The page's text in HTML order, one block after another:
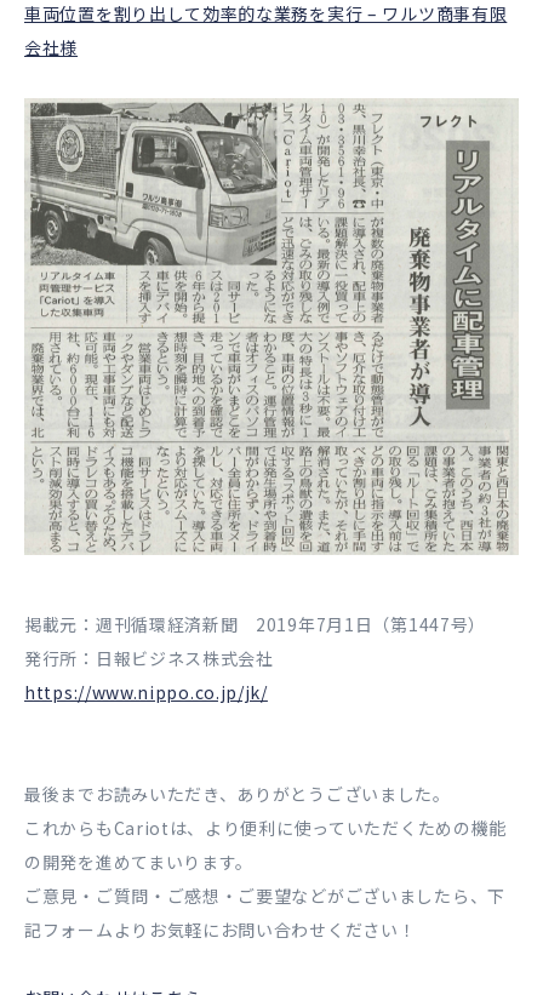
車両位置を割り出して効率的な業務を実行 – ワルツ商事有限
会社様
掲載元：週刊循環経済新聞 2019年7月1日（第1447号）
発行所：日報ビジネス株式会社
https://www.nippo.co.jp/jk/
最後までお読みいただき、ありがとうございました。
これからもCariotは、より便利に使っていただくための機能
の開発を進めてまいります。
ご意見・ご質問・ご感想・ご要望などがございましたら、下
記フォームよりお気軽にお問い合わせください！